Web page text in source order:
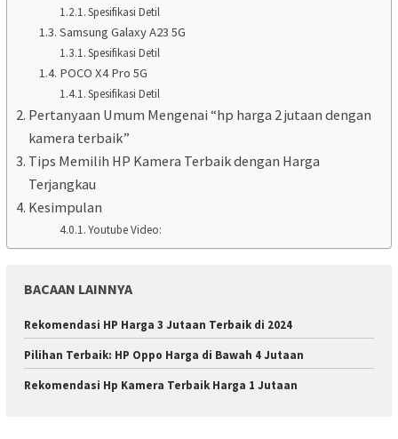
Spesifikasi Detil
Samsung Galaxy A23 5G
Spesifikasi Detil
POCO X4 Pro 5G
Spesifikasi Detil
Pertanyaan Umum Mengenai “hp harga 2 jutaan dengan
kamera terbaik”
Tips Memilih HP Kamera Terbaik dengan Harga
Terjangkau
Kesimpulan
Youtube Video:
BACAAN LAINNYA
Rekomendasi HP Harga 3 Jutaan Terbaik di 2024
Pilihan Terbaik: HP Oppo Harga di Bawah 4 Jutaan
Rekomendasi Hp Kamera Terbaik Harga 1 Jutaan